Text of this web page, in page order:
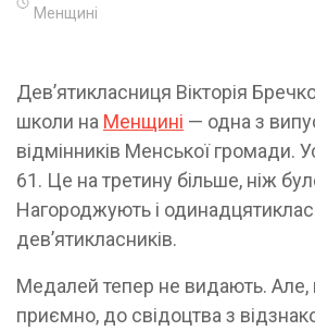
Менщині
Дев’ятикласниця Вікторія
школи на Менщині — одна з
відмінників Менської громади.
61. Це на третину більше, ніж
Нагороджують і
дев’ятикласників.
Медалей тепер не видають. Але,
приємно, до свідоцтва з